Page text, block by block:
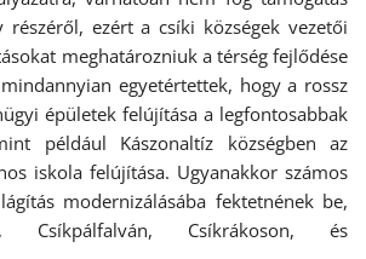
ezért a csíki községek vezetői
meghatározniuk a térség fejlődése
egyetértettek, hogy a rossz
épületek felújítása a legfontosabbak
például Kászonaltíz községben az
iskola felújítása. Ugyanakkor számos
modernizálásába fektetnének be,
Csíkpálfalván, Csíkrákoson, és